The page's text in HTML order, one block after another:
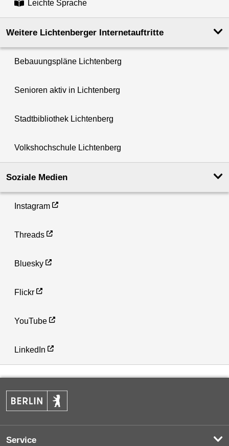
Leichte Sprache
Weitere Lichtenberger Internetauftritte
Bebauungspläne Lichtenberg
Senioren aktiv in Lichtenberg
Stadtbibliothek Lichtenberg
Volkshochschule Lichtenberg
Soziale Medien
Instagram
Threads
Bluesky
Flickr
YouTube
LinkedIn
Service